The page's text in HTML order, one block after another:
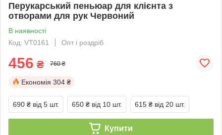
Перукарський пеньюар для клієнта з
отворами для рук Червоний
В наявності
Код: VT0161
Опт і роздріб
456 ₴ 760 ₴
Економія 304 ₴
690 ₴ від 5 шт. 650 ₴ від 10 шт. 615 ₴ від 20 шт.
Купити